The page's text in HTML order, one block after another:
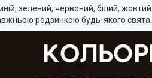
зелений, червоний, білий,
родзинкою будь-якого свята.